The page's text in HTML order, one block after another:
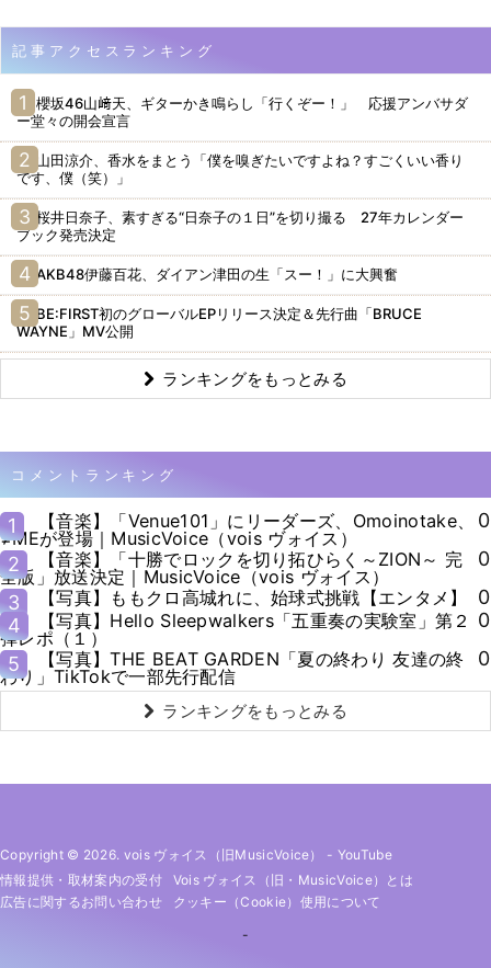
記事アクセスランキング
櫻坂46山﨑天、ギターかき鳴らし「行くぞー！」 応援アンバサダ
ー堂々の開会宣言
山田涼介、香水をまとう「僕を嗅ぎたいですよね？すごくいい香り
です、僕（笑）」
桜井日奈子、素すぎる“日奈子の１日”を切り撮る 27年カレンダー
ブック発売決定
AKB48伊藤百花、ダイアン津田の生「スー！」に大興奮
BE:FIRST初のグローバルEPリリース決定＆先行曲「BRUCE
WAYNE」MV公開
ランキングをもっとみる
コメントランキング
1
【音楽】「Venue101」にリーダーズ、Omoinotake、
≠MEが登場｜MusicVoice（vois ヴォイス）
0
2
【音楽】「十勝でロックを切り拓ひらく～ZION～ 完
全版」放送決定｜MusicVoice（vois ヴォイス）
0
3
【写真】ももクロ高城れに、始球式挑戦【エンタメ】
0
4
【写真】Hello Sleepwalkers「五重奏の実験室」第２
弾レポ（１）
0
5
【写真】THE BEAT GARDEN「夏の終わり 友達の終
わり」TikTokで一部先行配信
0
ランキングをもっとみる
Copyright © 2026. vois ヴォイス（旧MusicVoice） - YouTube
情報提供・取材案内の受付
Vois ヴォイス（旧・MusicVoice）とは
広告に関するお問い合わせ
クッキー（cookie）使用について
-